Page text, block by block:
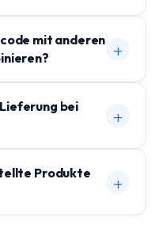
mit anderen +
bei
+
Produkte
+